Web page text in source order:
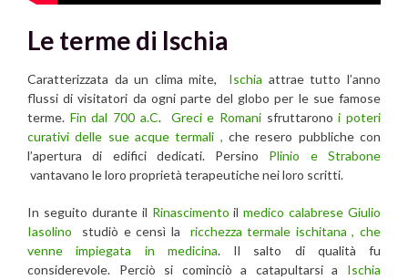
Le terme di Ischia
Caratterizzata da un clima mite, Ischia attrae tutto l’anno
flussi di visitatori da ogni parte del globo per le sue famose
terme. Fin dal 700 a.C. Greci e Romani sfruttaronoi poteri
curativi delle sue acque termali , che resero pubbliche con
l’apertura di edifici dedicati. Persino Plinio e Strabone
vantavano le loro proprietà terapeutiche nei loro scritti.
In seguito durante il Rinascimento ilmedico calabrese Giulio
Iasolino studiò e censì la ricchezza termale ischitana , che
venne impiegata in medicina. Il salto di qualità fu
considerevole. Perciò si cominciò a catapultarsi a Ischia